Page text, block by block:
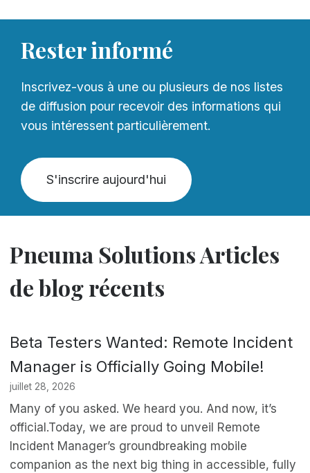
Rester informé
Inscrivez-vous à une ou plusieurs de nos listes
de diffusion pour recevoir des informations qui
vous intéressent particulièrement.
S'inscrire aujourd'hui
Pneuma Solutions Articles
de blog récents
Beta Testers Wanted: Remote Incident
Manager is Officially Going Mobile!
juillet 28, 2026
Many of you asked. We heard you. And now, it’s
official.Today, we are proud to unveil Remote
Incident Manager’s groundbreaking mobile
companion as the next big thing in accessible, fully